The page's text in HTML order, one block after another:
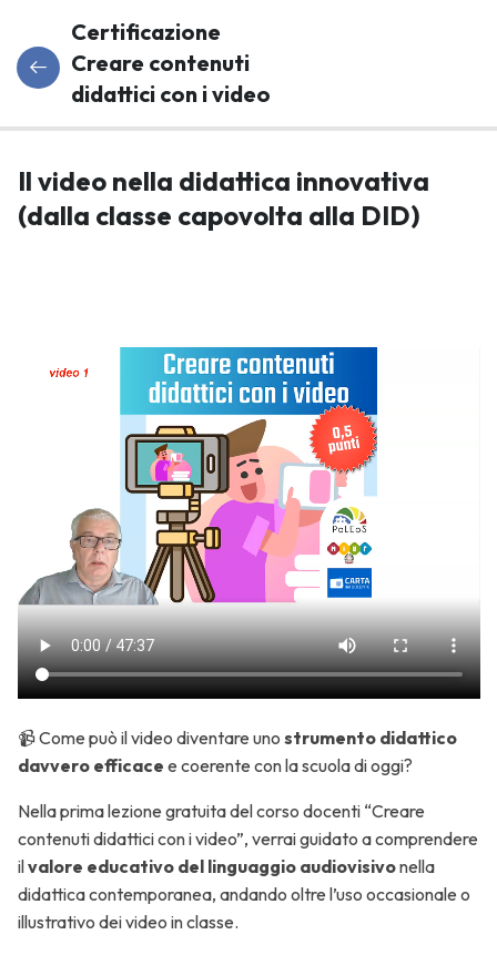
Del Corso
(dalla
Realizzare
video
didattici con
Screencast-
o-matic
(versione
Realizzare
video con
Powtoon
ed altri
applicativi
Certificazione
Creare contenuti
didattici con i video
Il video nella didattica innovativa
(dalla classe capovolta alla DID)
📹 Come può il video diventare uno strumento didattico
davvero efficace e coerente con la scuola di oggi?
Nella prima lezione gratuita del corso docenti “Creare
contenuti didattici con i video”, verrai guidato a comprendere
ilvalore educativo del linguaggio audiovisivonella
didattica contemporanea, andando oltre l’uso occasionale o
illustrativo dei video in classe.